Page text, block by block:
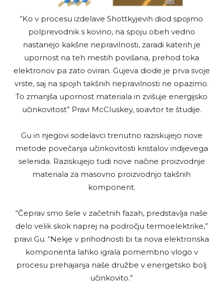
“Ko v procesu izdelave Shottkyjevih diod spojimo
polprevodnik s kovino, na spoju obeh vedno
nastanejo kakšne nepravilnosti, zaradi katerih je
upornost na teh mestih povišana, prehod toka
elektronov pa zato oviran. Gujeva diode je prva svoje
vrste, saj na spojih takšnih nepravilnosti ne opazimo.
To zmanjša upornost materiala in zvišuje energijsko
učinkovitost” Pravi McCluskey, soavtor te študije.
Gu in njegovi sodelavci trenutno raziskujejo nove
metode povečanja učinkovitosti kristalov indijevega
selenida. Raziskujejo tudi nove načine proizvodnje
materiala za masovno proizvodnjo takšnih
komponent.
“Čeprav smo šele v začetnih fazah, predstavlja naše
delo velik skok naprej na področju termoelektrike,”
pravi Gu. “Nekje v prihodnosti bi ta nova elektronska
komponenta lahko igrala pomembno vlogo v
procesu prehajanja naše družbe v energetsko bolj
učinkovito.”